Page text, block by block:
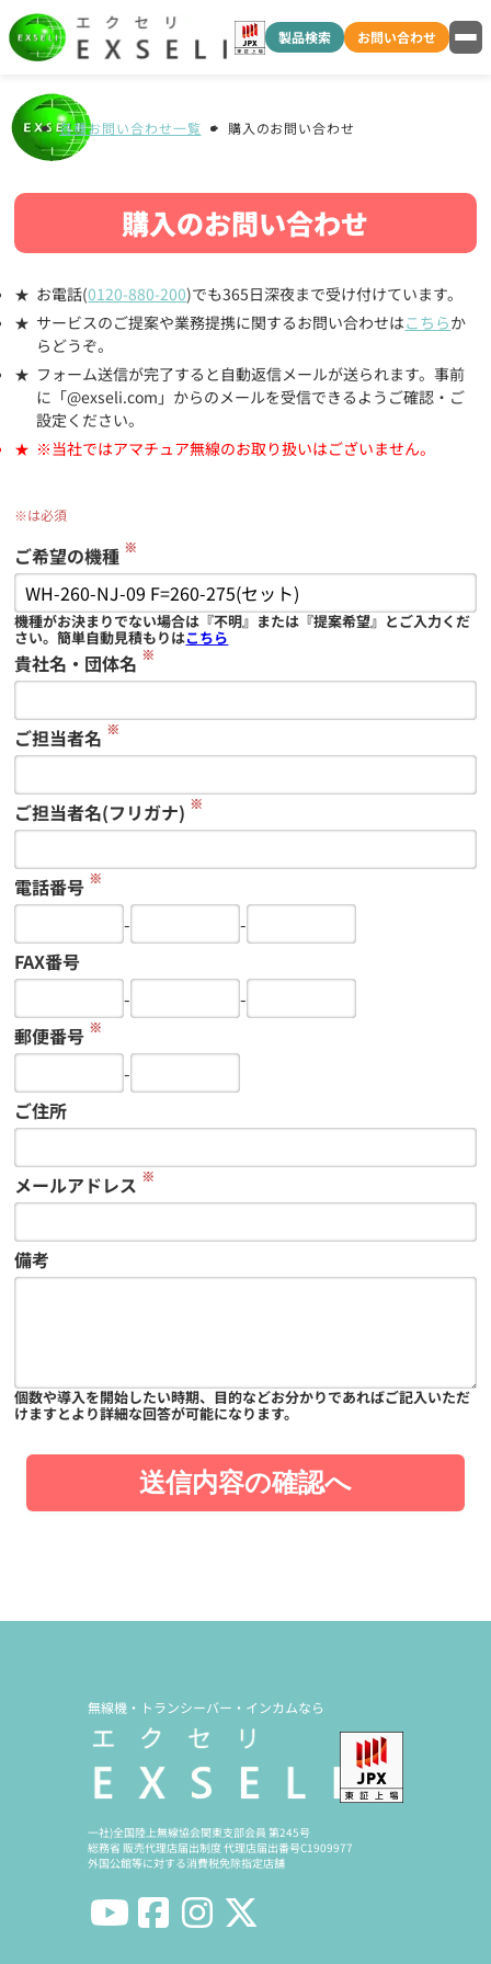
製品検索 お問い合わせ
各種お問い合わせ一覧 購入のお問い合わせ
購入のお問い合わせ
お電話(0120-880-200)でも365日深夜まで受け付けています。
サービスのご提案や業務提携に関するお問い合わせはこちらか
らどうぞ。
フォーム送信が完了すると自動返信メールが送られます。事前
に「@exseli.com」からのメールを受信できるようご確認・ご
設定ください。
※当社ではアマチュア無線のお取り扱いはございません。
※は必須
ご希望の機種 ※
機種がお決まりでない場合は『不明』または『提案希望』とご入力くだ
さい。簡単自動見積もりはこちら
貴社名・団体名 ※
ご担当者名 ※
ご担当者名(フリガナ) ※
電話番号 ※
-
-
FAX番号
-
-
郵便番号 ※
-
ご住所
メールアドレス ※
備考
個数や導入を開始したい時期、目的などお分かりであればご記入いただ
けますとより詳細な回答が可能になります。
送信内容の確認へ
無線機・トランシーバー・インカムなら
一社)全国陸上無線協会関東支部会員 第245号
総務省 販売代理店届出制度 代理店届出番号C1909977
外国公館等に対する消費税免除指定店舗